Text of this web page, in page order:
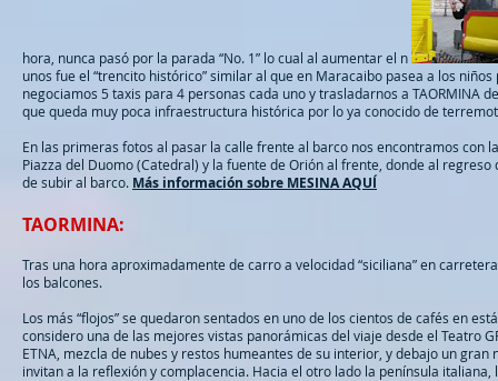
hora, nunca pasó por la parada “No. 1” lo cual al aumentar el n
unos fue el “trencito histórico” similar al que en Maracaibo pasea a los
negociamos 5 taxis para 4 personas cada uno y trasladarnos a
que queda muy poca infraestructura histórica por lo ya conocido de
En las primeras fotos al pasar la calle frente al barco nos encontramos con
Piazza del Duomo (Catedral) y la fuente de Orión al frente, donde al
de subir al barco. Más información sobre MESINA AQUÍ
TAORMINA:
Tras una hora aproximadamente de carro a velocidad “siciliana” en
los balcones.
Los más “flojos” se quedaron sentados en uno de los cientos de cafés en
considero una de las mejores vistas panorámicas del viaje desde el Teatro
ETNA, mezcla de nubes y restos humeantes de su interior, y debajo un
invitan a la reflexión y complacencia. Hacia el otro lado la península